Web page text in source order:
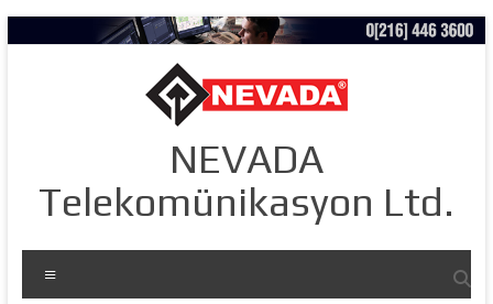
to
NEVADA
Telekomünikasyon Ltd.